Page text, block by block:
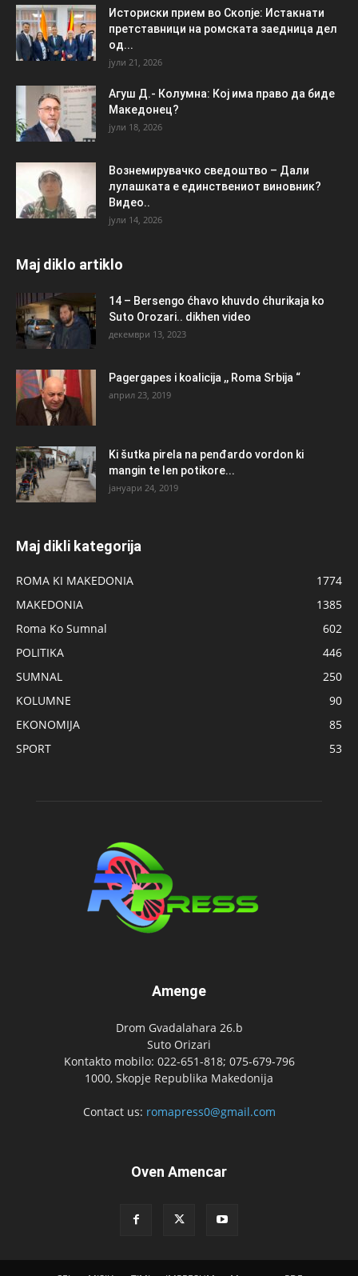
Историски прием во Скопје: Истакнати
претставници на ромската заедница дел
од...
јули 21, 2026
Агуш Д.- Колумна: Кој има право да биде
Македонец?
јули 18, 2026
Вознемирувачко сведоштво – Дали
лулашката е единствениот виновник?
Видео..
јули 14, 2026
Maj diklo artiklo
14 – Bersengo ćhavo khuvdo ćhurikaja ko
Suto Orozari.. dikhen video
декември 13, 2023
Pagergapes i koalicija ,, Roma Srbija “
април 23, 2019
Ki šutka pirela na penđardo vordon ki
mangin te len potikore...
јануари 24, 2019
Maj dikli kategorija
ROMA KI MAKEDONIA
1774
MAKEDONIA
1385
Roma Ko Sumnal
602
POLITIKA
446
SUMNAL
250
KOLUMNE
90
EKONOMIJA
85
SPORT
53
Amenge
Drom Gvadalahara 26.b
Suto Orizari
Kontakto mobilo: 022-651-818; 075-679-796
1000, Skopje Republika Makedonija
Contact us: romapress0@gmail.com
Oven Amencar